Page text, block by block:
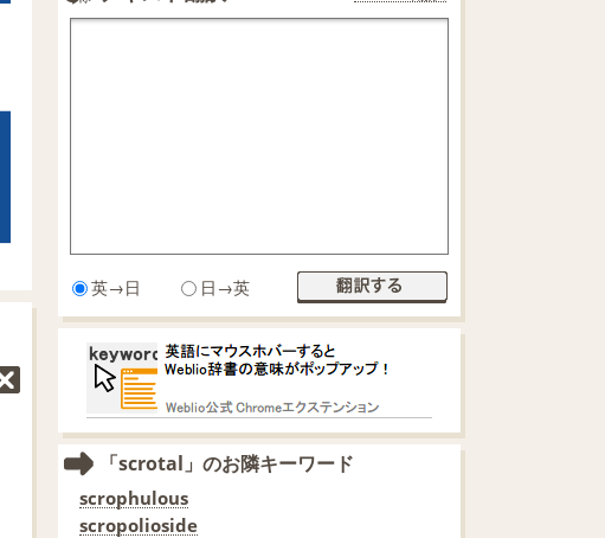
英→日 日→英
「scrotal」のお隣キーワード
scrophulous
scropolioside